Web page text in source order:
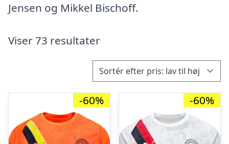
Jensen og Mikkel Bischoff.
Viser 73 resultater
-60% -60%